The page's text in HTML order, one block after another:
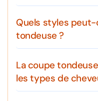
Quels styles peut-
tondeuse ?
La coupe
les types de